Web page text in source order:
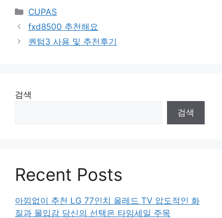
Categories
CUPAS
fxd8500 추천해요
퀀텀3 사용 및 추천후기
검색
검색
Recent Posts
아낌없이 추천 LG 77인치 올레드 TV 압도적인 화
질과 몰입감 당신의 선택은 타임세일 주목